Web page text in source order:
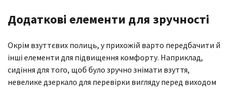
Додаткові елементи для зручності
Окрім взуттєвих полиць, у прихожій варто передбачити й
інші елементи для підвищення комфорту. Наприклад,
сидіння для того, щоб було зручно знімати взуття,
невелике дзеркало для перевірки вигляду перед виходом